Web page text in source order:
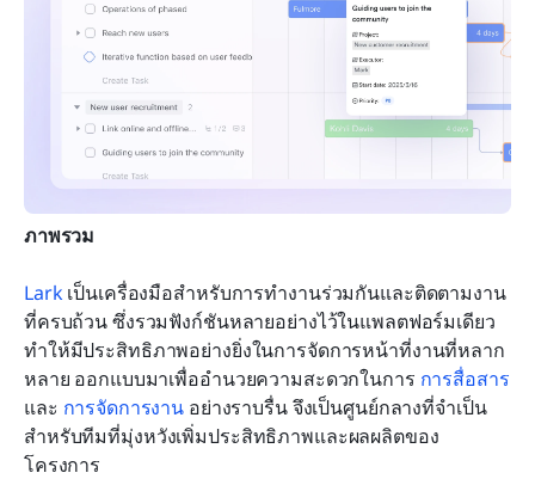
ภาพรวม
Lark เป็นเครื่องมือสำหรับการทำงานร่วมกันและติดตามงาน
ที่ครบถ้วน ซึ่งรวมฟังก์ชันหลายอย่างไว้ในแพลตฟอร์มเดียว
ทำให้มีประสิทธิภาพอย่างยิ่งในการจัดการหน้าที่งานที่หลาก
หลาย ออกแบบมาเพื่ออำนวยความสะดวกในการ การสื่อสาร
และ การจัดการงาน อย่างราบรื่น จึงเป็นศูนย์กลางที่จำเป็น
สำหรับทีมที่มุ่งหวังเพิ่มประสิทธิภาพและผลผลิตของ
โครงการ